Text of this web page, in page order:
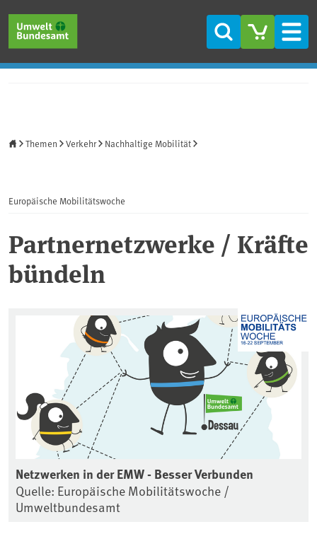
Suche
Themen Verkehr Nachhaltige Mobilität
Europäische Mobilitätswoche
Partnernetzwerke / Kräfte
bündeln
Netzwerken in der EMW - Besser Verbunden
Quelle: Europäische Mobilitätswoche /
Umweltbundesamt